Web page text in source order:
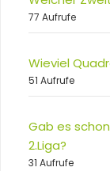
77 Aufrufe
Wieviel
51 Aufrufe
Gab es
2.Liga?
31 Aufrufe